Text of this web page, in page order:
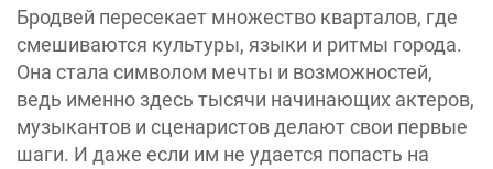
Бродвей пересекает множество кварталов, где
смешиваются культуры, языки и ритмы города.
Она стала символом мечты и возможностей,
ведь именно здесь тысячи начинающих актеров,
музыкантов и сценаристов делают свои первые
шаги. И даже если им не удается попасть на